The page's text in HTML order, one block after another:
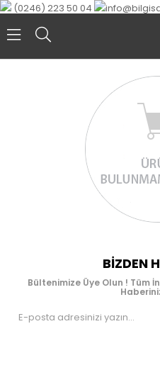
(0246) 223 50 04
BIZDEN
Bültenimize Üye Olun ! Tüm